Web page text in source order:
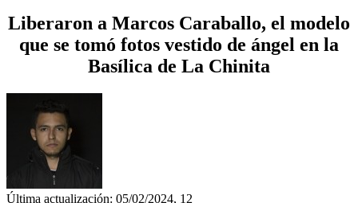
Liberaron a Marcos Caraballo, el modelo
que se tomó fotos vestido de ángel en la
Basílica de La Chinita
Última actualización: 05/02/2024, 12